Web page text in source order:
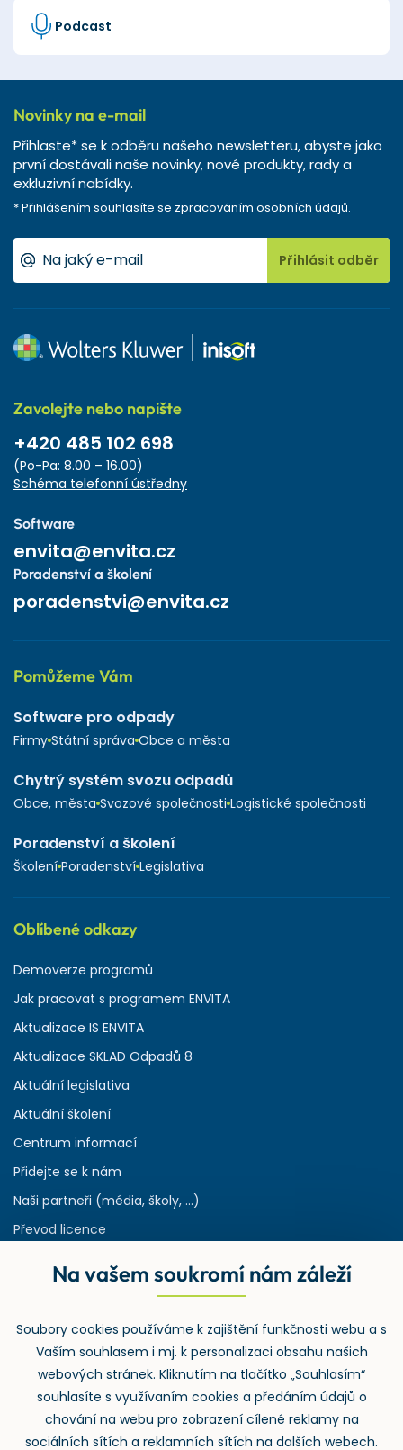
Podcast
Novinky na e-mail
Přihlaste* se k odběru našeho newsletteru, abyste jako
první dostávali naše novinky, nové produkty, rady a
exkluzivní nabídky.
* Přihlášením souhlasíte se zpracováním osobních údajů.
Přihlásit odběr
Zavolejte nebo napište
+420 485 102 698
(Po-Pa: 8.00 – 16.00)
Schéma telefonní ústředny
Software
envita@envita.cz
Poradenství a školení
poradenstvi@envita.cz
Pomůžeme Vám
Software pro odpady
Firmy Státní správa Obce a města
Chytrý systém svozu odpadů
Obce, města Svozové společnosti Logistické společnosti
Poradenství a školení
Školení Poradenství Legislativa
Oblíbené odkazy
Demoverze programů
Jak pracovat s programem ENVITA
Aktualizace IS ENVITA
Aktualizace SKLAD Odpadů 8
Aktuální legislativa
Aktuální školení
Centrum informací
Přidejte se k nám
Naši partneři (média, školy, ...)
Převod licence
Rejstřík používaných zkratek v odpadech
Zpětný odběr
Na vašem soukromí nám záleží
Soubory cookies používáme k zajištění funkčnosti webu a s
Vaším souhlasem i mj. k personalizaci obsahu našich
webových stránek. Kliknutím na tlačítko „Souhlasím“
souhlasíte s využívaním cookies a předáním údajů o
chování na webu pro zobrazení cílené reklamy na
sociálních sítích a reklamních sítích na dalších webech.